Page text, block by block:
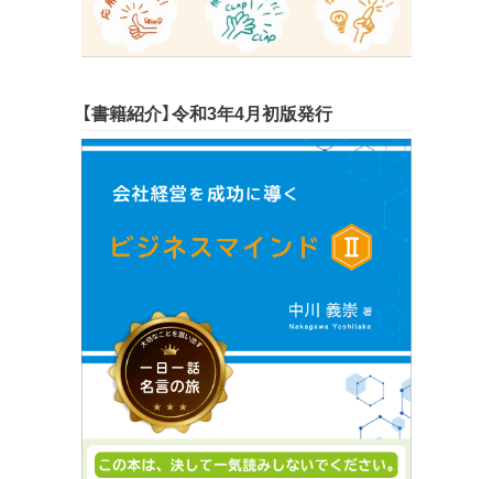
【書籍紹介】令和3年4月初版発行